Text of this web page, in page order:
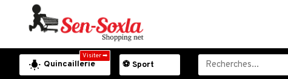
Quincaillerie
Visiter ➡
⚽ Sport